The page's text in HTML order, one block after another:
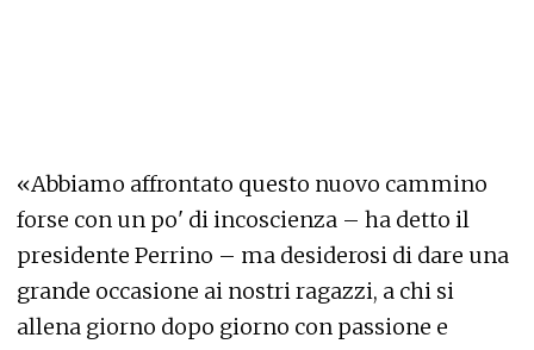
«Abbiamo affrontato questo nuovo cammino
forse con un po' di incoscienza – ha detto il
presidente Perrino – ma desiderosi di dare una
grande occasione ai nostri ragazzi, a chi si
allena giorno dopo giorno con passione e